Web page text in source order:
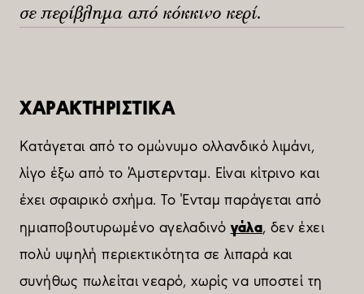
σε περίβλημα από κόκκινο κερί.
ΧΑΡΑΚΤΗΡΙΣΤΙΚΑ
Κατάγεται από το ομώνυμο ολλανδικό λιμάνι,
λίγο έξω από το Άμστερνταμ. Είναι κίτρινο και
έχει σφαιρικό σχήμα. Το Ένταμ παράγεται από
ημιαποβουτυρωμένο αγελαδινόγάλα, δεν έχει
πολύ υψηλή περιεκτικότητα σε λιπαρά και
συνήθως πωλείται νεαρό, χωρίς να υποστεί τη